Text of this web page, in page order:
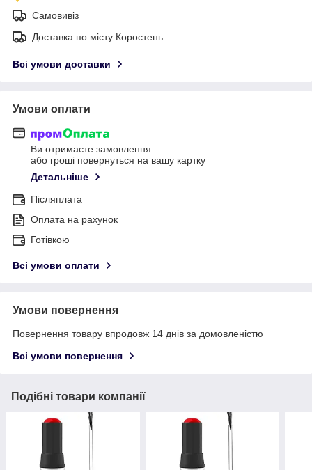
Самовивіз
Доставка по місту Коростень
Всі умови доставки
Умови оплати
Ви отримаєте замовлення
або гроші повернуться на вашу картку
Детальніше
Післяплата
Оплата на рахунок
Готівкою
Всі умови оплати
Умови повернення
Повернення товару впродовж 14 днів за домовленістю
Всі умови повернення
Подібні товари компанії